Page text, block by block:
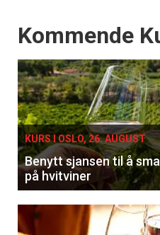
Events
Kommende
KURS I OSLO, 26. AUGUST
Benytt sjansen til å
på hvitviner